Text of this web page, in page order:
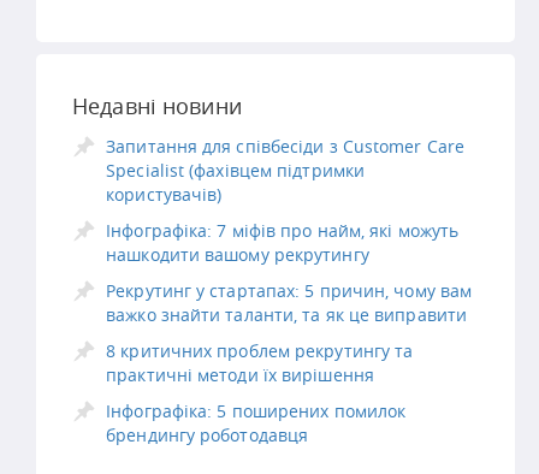
Недавні новини
Запитання для співбесіди з Customer Care
Specialist (фахівцем підтримки
користувачів)
Інфографіка: 7 міфів про найм, які можуть
нашкодити вашому рекрутингу
Рекрутинг у стартапах: 5 причин, чому вам
важко знайти таланти, та як це виправити
8 критичних проблем рекрутингу та
практичні методи їх вирішення
Інфографіка: 5 поширених помилок
брендингу роботодавця